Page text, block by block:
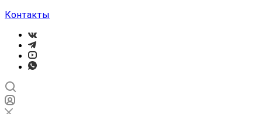
Контакты